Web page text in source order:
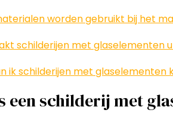
worden gebruikt bij het
schilderijen met glaselementen
ik schilderijen met glaselementen
een schilderij met